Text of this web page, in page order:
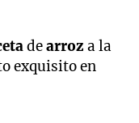
dearroza la
exquisito en